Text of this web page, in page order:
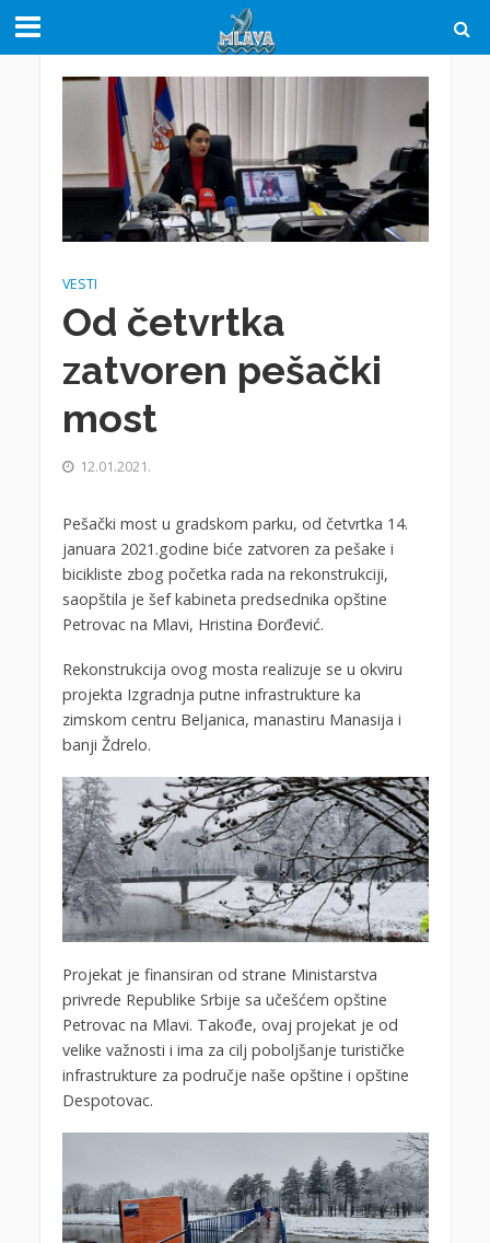
VESTI
Od četvrtka
zatvoren pešački
most
12.01.2021.
Pešački most u gradskom parku, od četvrtka 14.
januara 2021.godine biće zatvoren za pešake i
bicikliste zbog početka rada na rekonstrukciji,
saopštila je šef kabineta predsednika opštine
Petrovac na Mlavi, Hristina Đorđević.
Rekonstrukcija ovog mosta realizuje se u okviru
projekta Izgradnja putne infrastrukture ka
zimskom centru Beljanica, manastiru Manasija i
banji Ždrelo.
Projekat je finansiran od strane Ministarstva
privrede Republike Srbije sa učešćem opštine
Petrovac na Mlavi. Takođe, ovaj projekat je od
velike važnosti i ima za cilj poboljšanje turističke
infrastrukture za područje naše opštine i opštine
Despotovac.